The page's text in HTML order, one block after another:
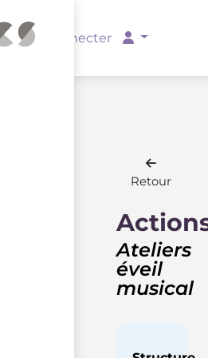
Se connecter
Retour
Ateliers
éveil
musical